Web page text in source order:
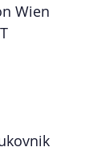
Wien